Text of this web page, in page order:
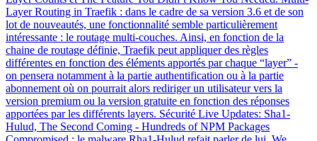
Layer Routing in Traefik : dans le cadre de sa version 3.6 et de son
lot de nouveautés, une fonctionnalité semble particulièrement
intéressante : le routage multi-couches. Ainsi, en fonction de la
chaine de routage définie, Traefik peut appliquer des règles
différentes en fonction des éléments apportés par chaque “layer” -
on pensera notamment à la partie authentification ou à la partie
abonnement où on pourrait alors rediriger un utilisateur vers la
version premium ou la version gratuite en fonction des réponses
apportées par les différents layers. Sécurité Live Updates: Sha1-
Hulud, The Second Coming - Hundreds of NPM Packages